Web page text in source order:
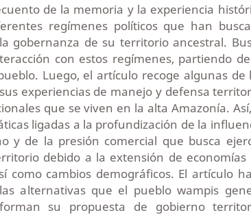
de la memoria y la experiencia
regímenes políticos que han
gobernanza de su territorio ancestral.
con estos regímenes, partiendo
Luego, el artículo recoge algunas de
experiencias de manejo y defensa
que se viven en la alta Amazonía.
ligadas a la profundización de la
y de la presión comercial que busca
debido a la extensión de economías
como cambios demográficos. El artículo
alternativas que el pueblo wampis
su propuesta de gobierno